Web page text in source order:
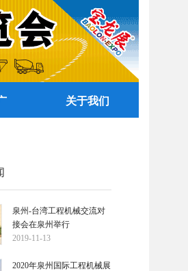
关于我们
泉州-台湾工程机械交流对
接会在泉州举行
2019-11-13
2020年泉州国际工程机械展